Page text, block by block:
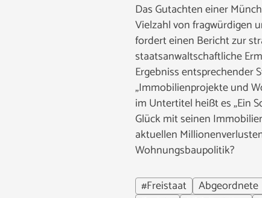
Das Gutachten einer
Vielzahl von fragwürdigen
fordert einen Bericht zur
staatsanwaltschaftliche
Ergebniss entsprechender
„Immobilienprojekte und
im Untertitel heißt es „Ein
Glück mit seinen
aktuellen
Wohnungsbaupolitik?
#Freistaat
Abgeordnete